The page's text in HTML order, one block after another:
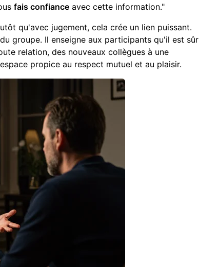
fais confiance avec cette information."
qu'avec jugement, cela crée un lien puissant.
groupe. Il enseigne aux participants qu'il est sûr
relation, des nouveaux collègues à une
propice au respect mutuel et au plaisir.